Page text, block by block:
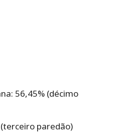
56,45% (décimo
(terceiro paredão)